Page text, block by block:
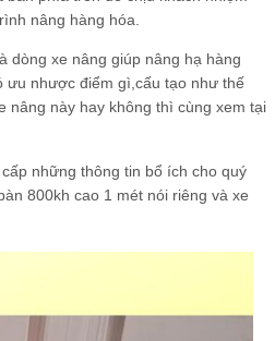
nâng hàng hóa.
dòng xe nâng giúp nâng hạ hàng
ưu nhược điểm gì,cấu tạo như thế
nâng này hay không thì cùng xem tại
những thông tin bổ ích cho quý
800kh cao 1 mét nói riêng và xe